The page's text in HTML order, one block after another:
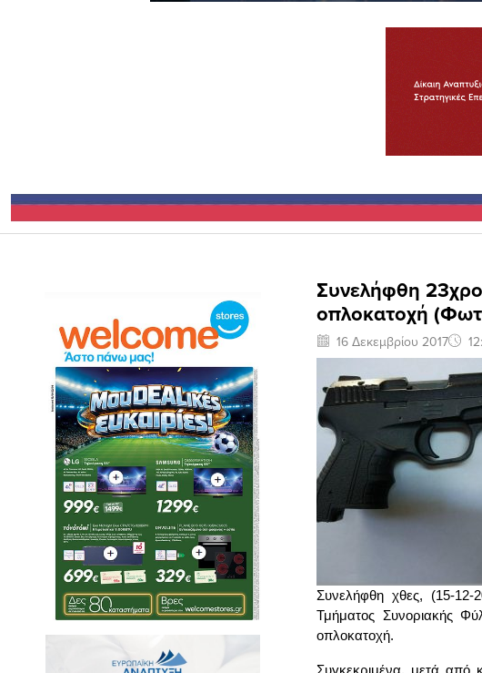
Συνελήφθη
οπλοκατοχή
16 Δεκεμβρίου 2017
Συνελήφθη χθες, (15-
Τμήματος Συνοριακής
οπλοκατοχή.
Συγκεκριμένα, μετά από